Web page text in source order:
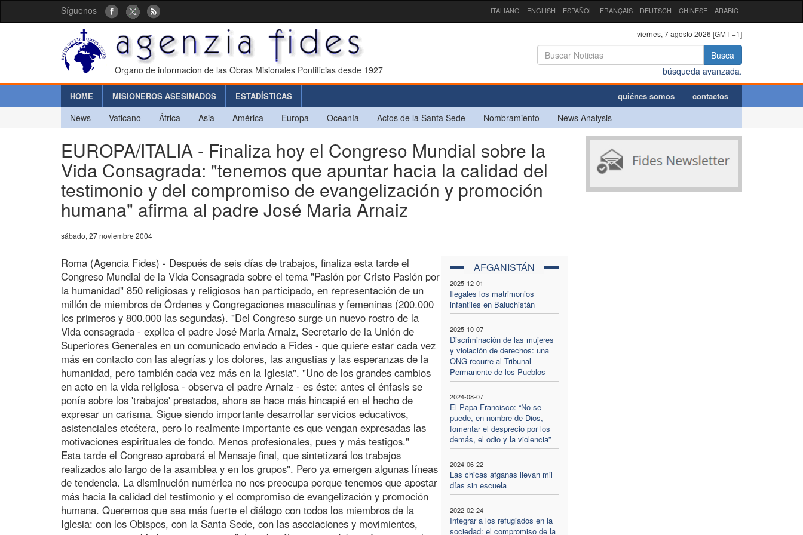
Síguenos ITALIANO ENGLISH ESPAÑOL FRANÇAIS DEUTSCH CHINESE ARABIC
Organo de informacion de las Obras Misionales Pontificias desde 1927
viernes, 7 agosto 2026 [GMT +1]
Busca
búsqueda avanzada.
HOME MISIONEROS ASESINADOS ESTADÍSTICAS quiénes somos contactos
News Vaticano África Asia América Europa Oceanía Actos de la Santa Sede Nombramiento News Analysis
EUROPA/ITALIA - Finaliza hoy el Congreso Mundial sobre la
Vida Consagrada: "tenemos que apuntar hacia la calidad del
testimonio y del compromiso de evangelización y promoción
humana" afirma al padre José Maria Arnaiz
sábado, 27 noviembre 2004
AFGANISTÁN
2025-12-01
Ilegales los matrimonios
infantiles en Baluchistán
2025-10-07
Discriminación de las mujeres
y violación de derechos: una
ONG recurre al Tribunal
Permanente de los Pueblos
2024-08-07
El Papa Francisco: “No se
puede, en nombre de Dios,
fomentar el desprecio por los
demás, el odio y la violencia”
2024-06-22
Las chicas afganas llevan mil
días sin escuela
2022-02-24
Integrar a los refugiados en la
sociedad: el compromiso de la
Roma (Agencia Fides) - Después de seis días de trabajos, finaliza esta tarde el
Congreso Mundial de la Vida Consagrada sobre el tema "Pasión por Cristo Pasión por
la humanidad" 850 religiosas y religiosos han participado, en representación de un
millón de miembros de Órdenes y Congregaciones masculinas y femeninas (200.000
los primeros y 800.000 las segundas). "Del Congreso surge un nuevo rostro de la
Vida consagrada - explica el padre José Maria Arnaiz, Secretario de la Unión de
Superiores Generales en un comunicado enviado a Fides - que quiere estar cada vez
más en contacto con las alegrías y los dolores, las angustias y las esperanzas de la
humanidad, pero también cada vez más en la Iglesia". "Uno de los grandes cambios
en acto en la vida religiosa - observa el padre Arnaiz - es éste: antes el énfasis se
ponía sobre los 'trabajos' prestados, ahora se hace más hincapié en el hecho de
expresar un carisma. Sigue siendo importante desarrollar servicios educativos,
asistenciales etcétera, pero lo realmente importante es que vengan expresadas las
motivaciones espirituales de fondo. Menos profesionales, pues y más testigos."
Esta tarde el Congreso aprobará el Mensaje final, que sintetizará los trabajos
realizados alo largo de la asamblea y en los grupos". Pero ya emergen algunas líneas
de tendencia. La disminución numérica no nos preocupa porque tenemos que apostar
más hacia la calidad del testimonio y el compromiso de evangelización y promoción
humana. Queremos que sea más fuerte el diálogo con todos los miembros de la
Iglesia: con los Obispos, con la Santa Sede, con las asociaciones y movimientos,